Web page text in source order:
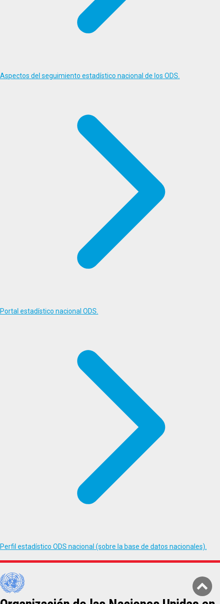
Aspectos del seguimiento estadístico nacional de los ODS.
Portal estadístico nacional ODS.
Perfil estadístico ODS nacional (sobre la base de datos nacionales).